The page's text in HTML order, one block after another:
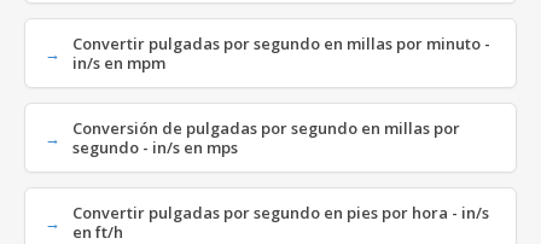
Convertir pulgadas por segundo en millas por minuto -
in/s en mpm
Conversión de pulgadas por segundo en millas por
segundo - in/s en mps
Convertir pulgadas por segundo en pies por hora - in/s
en ft/h